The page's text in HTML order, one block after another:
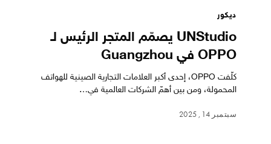
ديكور
UNStudio يصمّم المتجر الرئيس لـ
OPPO في Guangzhou
كلّفت OPPO، إحدى أكبر العلامات التجارية الصينية للهواتف
المحمولة، ومن بين أهمّ الشركات العالمية في…
سبتمبر 14, 2025